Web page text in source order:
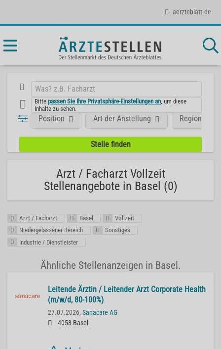
aerzteblatt.de
Bittepassen Sie Ihre Privatsphäre-Einstellungen an , um diese
Inhalte zu sehen.
Position Art der Anstellung Region
Arzt / Facharzt Vollzeit
Stellenangebote in Basel (0)
Arzt / Facharzt Basel
Vollzeit
Niedergelassener Bereich
Sonstiges
Industrie / Dienstleister
Ähnliche Stellenanzeigen in Basel.
Lei­ten­de Ärz­tin / Lei­ten­der Arzt Cor­po­ra­te He­alth
(m/w/d, 80-100%)
27.07.2026, Sanacare AG
4058 Basel